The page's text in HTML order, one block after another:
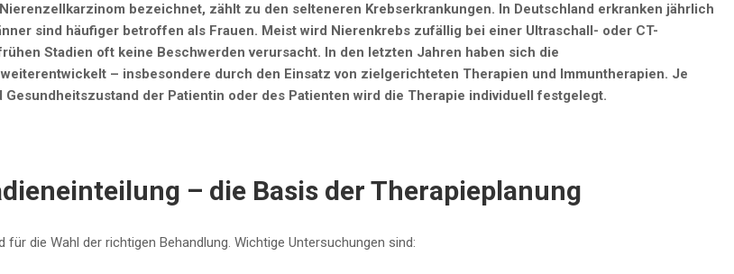
bezeichnet, zählt zu den selteneren Krebserkrankungen. In Deutschland erkranken jährlich
sind häufiger betroffen als Frauen. Meist wird Nierenkrebs zufällig bei einer Ultraschall- oder CT-
Stadien oft keine Beschwerden verursacht. In den letzten Jahren haben sich die
– insbesondere durch den Einsatz von zielgerichteten Therapien und Immuntherapien. Je
Gesundheitszustand der Patientin oder des Patienten wird die Therapie individuell festgelegt.
– die Basis der Therapieplanung
die Wahl der richtigen Behandlung. Wichtige Untersuchungen sind: